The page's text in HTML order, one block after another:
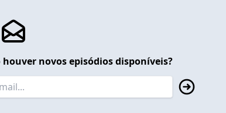
novos episódios disponíveis?